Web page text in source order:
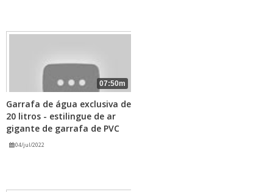
07:50m
Garrafa de água exclusiva de
20 litros - estilingue de ar
gigante de garrafa de PVC
04/jul/2022